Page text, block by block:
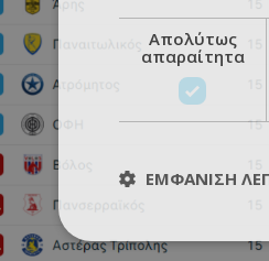
Απολύτως
απαραίτητα
ΕΜΦΆΝΙΣΗ